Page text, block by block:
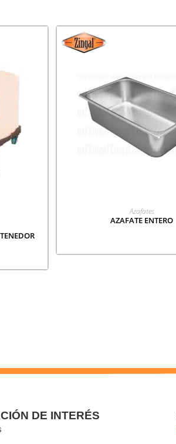
LEER MÁS
Azafates
AZAFATE ENTERO
DE INTERÉS